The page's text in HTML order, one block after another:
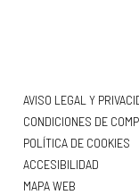
AVISO LEGAL Y
CONDICIONES DE
POLÍTICA DE COOKIES
ACCESIBILIDAD
MAPA WEB